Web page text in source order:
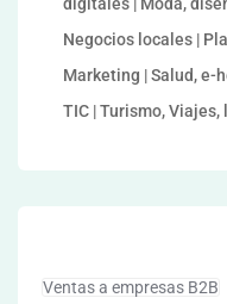
Negocios locales |
Marketing | Salud, e-
TIC | Turismo, Viajes,
Ventas a empresas B2B